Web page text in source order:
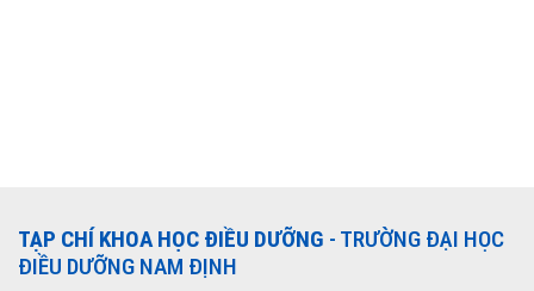
TẠP CHÍ KHOA HỌC ĐIỀU DƯỠNG - TRƯỜNG ĐẠI HỌC
ĐIỀU DƯỠNG NAM ĐỊNH